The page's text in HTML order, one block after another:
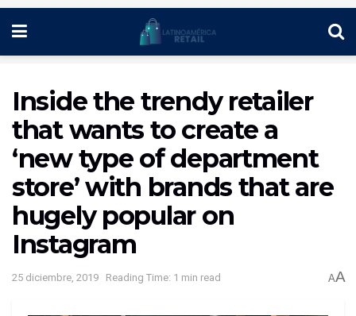
Inside the trendy retailer
that wants to create a
‘new type of department
store’ with brands that are
hugely popular on
Instagram
25 diciembre, 2019 Reading Time: 1 min read AA